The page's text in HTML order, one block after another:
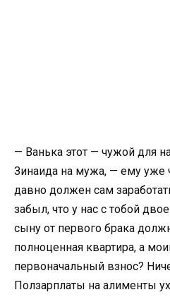
— Ванька этот — чужой для
Зинаида на мужа, — ему уже
давно должен сам
забыл, что у нас с тобой
сыну от первого брака
полноценная квартира, а
первоначальный взнос?
Ползарплаты на алименты